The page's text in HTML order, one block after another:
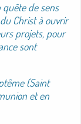
quêtede sens
Christ à ouvrir
projets, pour
sont
(Saint
et en